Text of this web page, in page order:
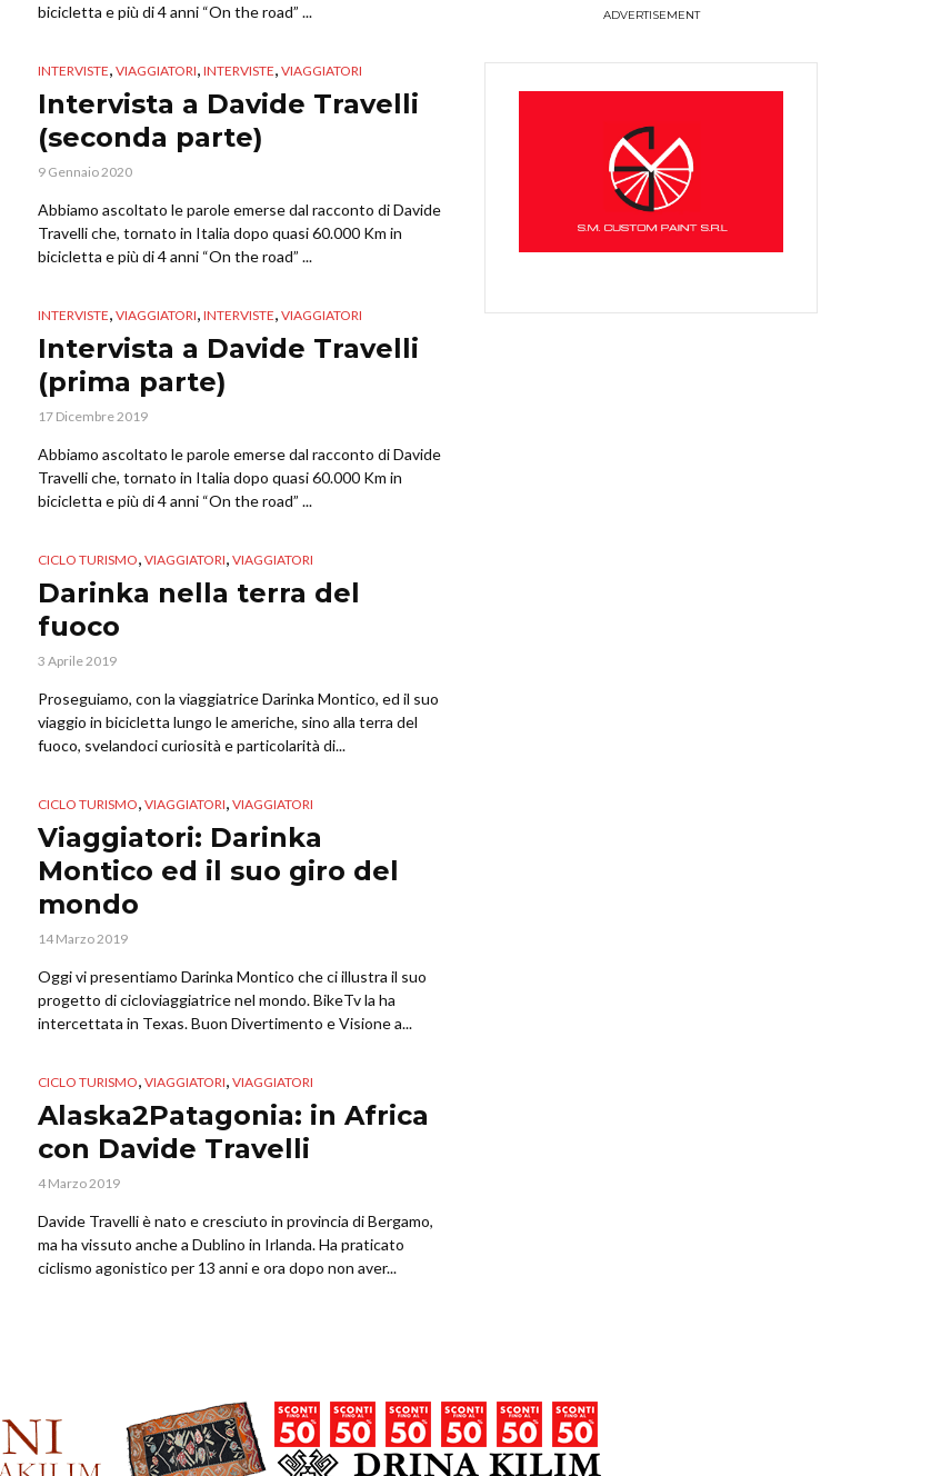
bicicletta e più di 4 anni “On the road” ...
INTERVISTE, VIAGGIATORI, INTERVISTE, VIAGGIATORI
Intervista a Davide Travelli
(seconda parte)
9 Gennaio 2020
Abbiamo ascoltato le parole emerse dal racconto di Davide
Travelli che, tornato in Italia dopo quasi 60.000 Km in
bicicletta e più di 4 anni “On the road” ...
INTERVISTE, VIAGGIATORI, INTERVISTE, VIAGGIATORI
Intervista a Davide Travelli
(prima parte)
17 Dicembre 2019
Abbiamo ascoltato le parole emerse dal racconto di Davide
Travelli che, tornato in Italia dopo quasi 60.000 Km in
bicicletta e più di 4 anni “On the road” ...
CICLO TURISMO, VIAGGIATORI, VIAGGIATORI
Darinka nella terra del
fuoco
3 Aprile 2019
Proseguiamo, con la viaggiatrice Darinka Montico, ed il suo
viaggio in bicicletta lungo le americhe, sino alla terra del
fuoco, svelandoci curiosità e particolarità di...
CICLO TURISMO VIAGGIATORI VIAGGIATORI
Viaggiatori: Darinka
Montico ed il suo giro del
mondo
14 Marzo 2019
Oggi vi presentiamo Darinka Montico che ci illustra il suo
progetto di cicloviaggiatrice nel mondo. BikeTv la ha
intercettata in Texas. Buon Divertimento e Visione a...
CICLO TURISMO VIAGGIATORI VIAGGIATORI
Alaska2Patagonia: in Africa
con Davide Travelli
4 Marzo 2019
Davide Travelli è nato e cresciuto in provincia di Bergamo,
ma ha vissuto anche a Dublino in Irlanda. Ha praticato
ciclismo agonistico per 13 anni e ora dopo non aver...
ADVERTISEMENT